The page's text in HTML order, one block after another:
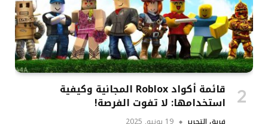
قائمة أكواد Roblox المجانية وكيفية
استخدامها: لا تفوت الفرصة!